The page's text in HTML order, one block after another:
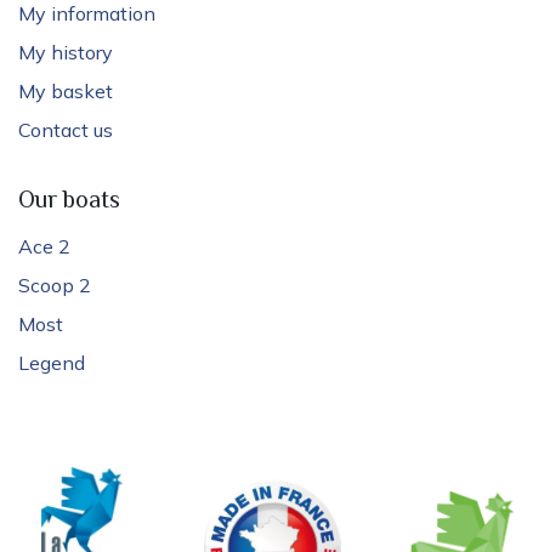
My information
My history
My basket
Contact us
Our boats
Ace 2
Scoop 2
Most
Legend